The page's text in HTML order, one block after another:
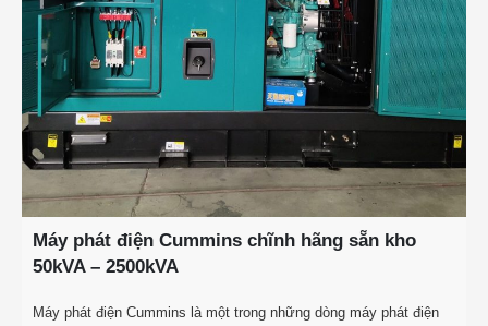
Máy phát điện Cummins chĩnh hãng sẵn kho
50kVA – 2500kVA
Máy phát điện Cummins là một trong những dòng máy phát điện